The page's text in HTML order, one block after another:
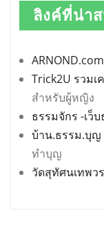
ลิงค์ที่น่า
ARNOND.com
Trick2U รวม
สำหรับผู้หญิง
ธรรมจักร -เว็
บ้าน.ธรรม.บุญ
ทำบุญ
วัดสุทัศนเทพว